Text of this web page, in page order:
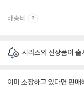
배송비
시리즈의 신상품이
이미 소장하고 있다면 판매